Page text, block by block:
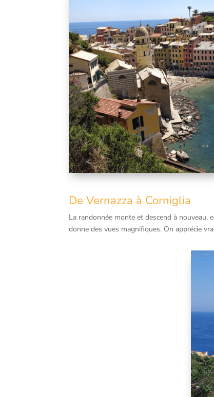
De Vernazza à Corniglia
La randonnée monte et descend à
donne des vues magnifiques. On apprécie